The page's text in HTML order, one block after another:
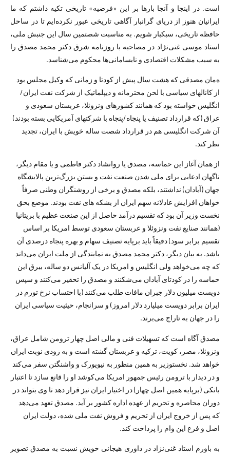
است. در اینجا و آنجا بار‌ها بر این «فرضیه» تاریخی تکیه داشتم که ما
ایرانیان هنوز از دریای گران­بار آگاهی تاریخی عبور نکرده‌ایم تا در ساحل
حافظه تاریخی، سبک­بار شویم. به مناسبت شصتمین سال این جنبش ملی،
استاد موسی غنی­‌نژاد در مصاحبه با روزنامه شرق دکتر محمد مصدق را
به سبب مشکلات اقتصادی و نابسامانی­‌ها محکوم می‌شناسد.
ه‌مان مصدقی که هشت سال پیش از کودتا و زمانی که وکیل مجلس بود
از کانال­های سیاسی با لحن محترمانه و دیپلماتیک از شرکت نفت ایران/
انگلیس خواسته بود که همانند کشورهای ونزوئلا، عربستان سعودی و
عراق (که قرارداد تصنیف یا پنجاه/پنجاه با شرکت­های آمریکایی بسته بودند)
آن شرکت انگلیسی هم در قرارداد شصت ساله خویش با ایران، تجدید
نظر کند.
از‌‌ همان آغاز این حماسه، مصدق یا روانشاد دکتر فاطمی و یا مقام دیگر،
ناگهان ادعایی برای ملی شدن صنعت نفت و بستن بزرگ‌ترین پالایشگاه
جهان (آبادان) نداشتند، بلکه مصدق و برخی از روشنگران وطنی صرفاً
خواهان افزایش عادلانه سهم ایران از بشکه ­های نفت بودند. موضع بحق
نخست ­وزیر آن بود که تقسیم درآمد حاصل از این صنعت عظیم با بریتانیا
(همانند صنایع نفت ونزوئلا و عربستان سعودی توسط امریکا بر اساس
تقسیم برابر سود) دقیقاً باید برپایه تصنیف سهام و بهره پنجاه درصدی آن
باشد. به بیان دیگر، دکتر محمد مصدق به نمایندگی از ملت ایران می‌داند
که چه می‌خواهد ولی انگلیس و امریکا در یک آلیانس دو ساله، بیرق این
حماسه را در کودتای آبادان می‌شکنند و مصدق را تحقیر می‌کنند و سپس
دویست میلیون دلار جبران مافات طلب می‌کنند (با احتساب نرخ تورم در
ایران برابر دویست میلیارد دلار امروز) و سرانجام، حیثیت سیاسی ایران
را در جهان به تاراج می‌برند.
مصدق آگاه است که تسهیلات فنی و مالی اصل چهار ترومن شامل عراق،
ونزوئلا، مصر، کویت، ترکیه و عربستان گشته است و به زودی نوبت ایران
خواهد شد. نخست­وزیر به همین منظور به نیویورک و واشنگتن سفر می‌­کند
و در دیدار با ترومن رئیس جمهور امریکا می‌­کوشد او را قانع سازد تا اعتبار
بانکی (برپایه همین اصل چهار) در اختیار ایران نیز قرار دهد تا وی بتواند در
دوران محاصره و تحریم از عهده اداره کشور بر آید. مصدق تعهد می‌دهد
که پس از خروج ایران از تحریم و فروش نفت ملی­ شده، دولت ایران
اصل و فرع این وام را پرداخت کند.
به باورم استاد غنی‌نژاد در داوری هیجانی خویش نسبت به مصدق تصویر